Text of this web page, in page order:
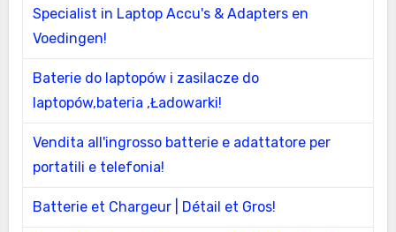
Specialist in Laptop Accu's & Adapters en
Voedingen!
Baterie do laptopów i zasilacze do
laptopów,bateria ,Ładowarki!
Vendita all'ingrosso batterie e adattatore per
portatili e telefonia!
Batterie et Chargeur | Détail et Gros!